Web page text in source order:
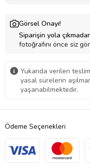
Görsel Onayı!
Siparişin yola
fotoğrafını önce siz
Yukarıda verilen
yasal sürelerin
yaşanabilmektedir.
Ödeme Seçenekleri